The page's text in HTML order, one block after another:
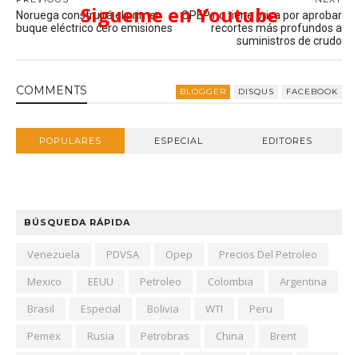
Sigueme en Youtube
OPEP no tiene prisa por aprobar
recortes más profundos a
suministros de crudo
Noruega construirá el primer
buque eléctrico cero emisiones
COMMENTS BLOGGER DISQUS FACEBOOK
POPULARES ESPECIAL EDITORES
BÚSQUEDA RÁPIDA
Venezuela PDVSA Opep
Precios Del Petroleo
Mexico
EEUU Petroleo Colombia
Argentina
Brasil
Especial Bolivia WTI
Peru
Pemex
Rusia Petrobras China
Brent